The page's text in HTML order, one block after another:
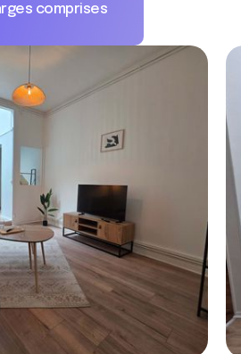
comprises